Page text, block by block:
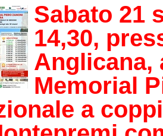
Sabato 21
14,30,
Anglicana,
Memorial
a